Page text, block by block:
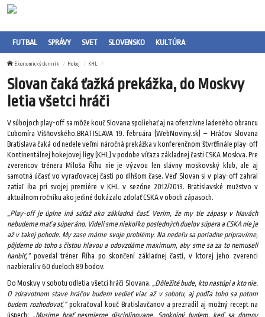
FUTBAL SPRÁVY SVET SLOVENSKO KULTÚRA
Ekonomický denník Hokej KHL
Slovan čaká ťažká prekážka, do Moskvy
letia všetci hráči
V súbojoch play-off sa môže kouč Slovana spoliehať aj na ofenzívne ladeného obrancu
Ľubomíra Višňovského.BRATISLAVA 19. februára (WebNoviny.sk) – Hráčov Slovana
Bratislava čaká od nedele veľmi náročná prekážka v konferenčnom štvrťfinále play-off
Kontinentálnej hokejovej ligy (KHL) v podobe víťaza základnej časti CSKA Moskva. Pre
zverencov trénera Miloša Říhu nie je výzvou len slávny moskovský klub, ale aj
samotná účasť vo vyraďovacej časti po dlhšom čase. Veď Slovan si v play-off zahral
zatiaľ iba pri svojej premiére v KHL v sezóne 2012/2013. Bratislavské mužstvo v
aktuálnom ročníku ako jediné dokázalo zdolať CSKA v oboch zápasoch.
„Play-off je úplne iná súťaž ako základná časť. Verím, že my tie zápasy v hlavách
nebudeme mať a súper áno. Videli sme niekoľko posledných duelov súpera a CSKA nie je
až v takej pohode. My zase máme svoje problémy. Na nedeľu sa poriadne pripravíme,
pôjdeme do toho s čistou hlavou a odovzdáme maximum, aby sme sa za to nemuseli
hanbiť,“povedal tréner Říha po skončení základnej časti, v ktorej jeho zverenci
nazbierali v 60 dueloch 89 bodov.
Do Moskvy v sobotu odletia všetci hráči Slovana. „Dôležité bude, kto nastúpi a kto nie.
O zdravotnom stave hráčov budem vedieť viac až v sobotu, aj podľa toho sa potom
budem rozhodovať,“pokračoval kouč Bratislavčanov a prezradil aj možný recept na
úspech: „Musíme hrať nesmierne disciplinovane. Spokojný budem, keď sa domov